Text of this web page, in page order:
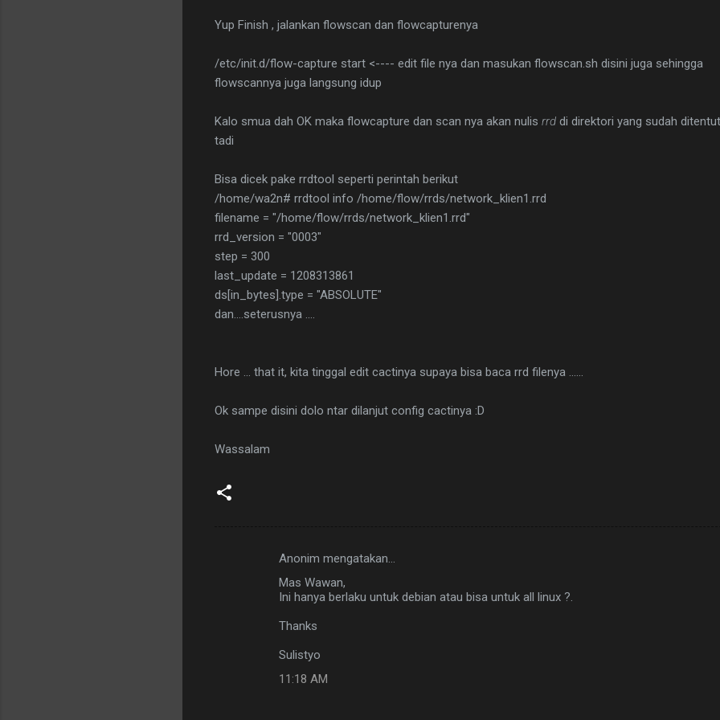
Yup Finish , jalankan flowscan dan flowcapturenya
/etc/init.d/flow-capture start <---- edit file nya dan masukan flowscan.sh disini juga sehingga
flowscannya juga langsung idup
Kalo smua dah OK maka flowcapture dan scan nya akan nulis rrd di direktori yang sudah
tadi
Bisa dicek pake rrdtool seperti perintah berikut
/home/wa2n# rrdtool info /home/flow/rrds/network_klien1.rrd
filename = "/home/flow/rrds/network_klien1.rrd"
rrd_version = "0003"
step = 300
last_update = 1208313861
ds[in_bytes].type = "ABSOLUTE"
dan....seterusnya ....
Hore ... that it, kita tinggal edit cactinya supaya bisa baca rrd filenya ......
Ok sampe disini dolo ntar dilanjut config cactinya :D
Wassalam
Anonim mengatakan…
Mas Wawan,
Ini hanya berlaku untuk debian atau bisa untuk all linux ?.
Thanks
Sulistyo
11:18 AM